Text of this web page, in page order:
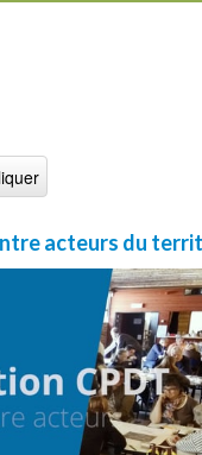
acteurs du